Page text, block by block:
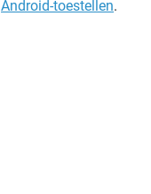
Android-toestellen.